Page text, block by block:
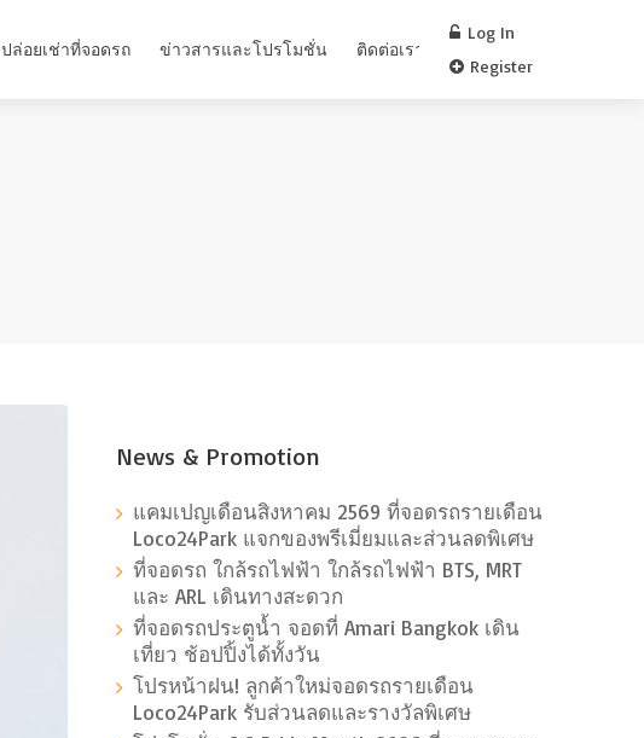
ปล่อยเช่าที่จอดรถ ข่าวสารและโปรโมชั่น ติดต่อเรา
Log In
Register
News & Promotion
แคมเปญเดือนสิงหาคม 2569 ที่จอดรถรายเดือน
Loco24Park แจกของพรีเมี่ยมและส่วนลดพิเศษ
ที่จอดรถ ใกล้รถไฟฟ้า ใกล้รถไฟฟ้า BTS, MRT
และ ARL เดินทางสะดวก
ที่จอดรถประตูน้ำ จอดที่ Amari Bangkok เดิน
เที่ยว ช้อปปิ้งได้ทั้งวัน
โปรหน้าฝน! ลูกค้าใหม่จอดรถรายเดือน
Loco24Park รับส่วนลดและรางวัลพิเศษ